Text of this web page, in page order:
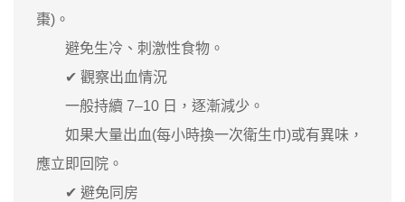
棗)。
避免生冷、刺激性食物。
✔ 觀察出血情況
一般持續 7–10 日，逐漸減少。
如果大量出血(每小時換一次衛生巾)或有異味，
應立即回院。
✔ 避免同房